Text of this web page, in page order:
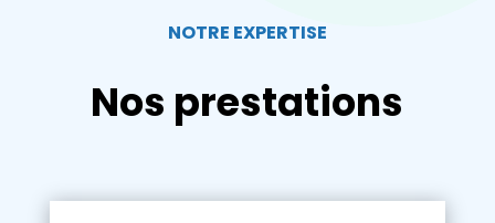
NOTRE EXPERTISE
Nos prestations